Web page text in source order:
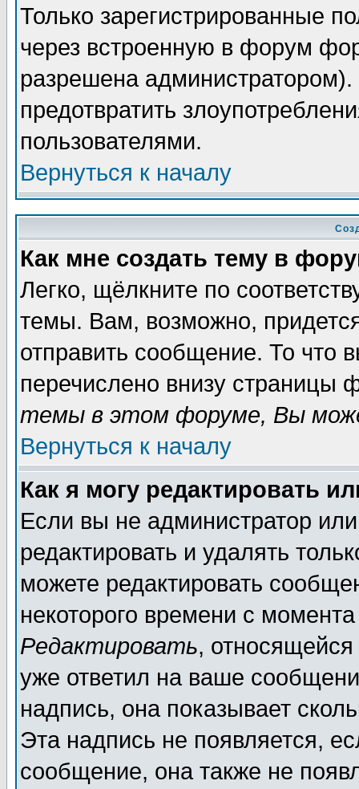
Только зарегистрированные
через встроенную в форум
разрешена
предотвратить
пользователями.
Вернуться к началу
Как мне создать тему в
Легко, щёлкните по
темы. Вам, возможно,
отправить сообщение. То что
перечислено внизу страницы
темы в этом форуме, Вы
Вернуться к началу
Как я могу редактировать
Если вы не администратор
редактировать и удалять
можете редактировать
некоторого времени с
Редактировать,
уже ответил на ваше
надпись, она показывает
Эта надпись не появляется,
сообщение, она также не